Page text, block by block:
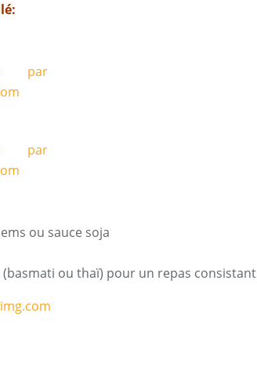
ou sauce soja
ou thaï) pour un repas consistant